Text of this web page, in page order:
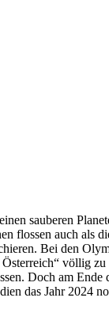
sauberen
flossen auch
Bei den
völlig
Doch am
das Jahr 2024